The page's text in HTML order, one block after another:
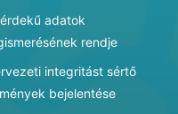
adatok
rendje
integritást sértő
bejelentése